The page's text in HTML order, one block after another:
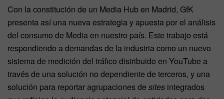
Con la constitución de un Media Hub en Madrid, GfK
presenta así una nueva estrategia y apuesta por el análisis
del consumo de Media en nuestro país. Este trabajo está
respondiendo a demandas de la industria como un nuevo
sistema de medición del tráfico distribuido en YouTube a
través de una solución no dependiente de terceros, y una
solución para reportar agrupaciones de sites integrados